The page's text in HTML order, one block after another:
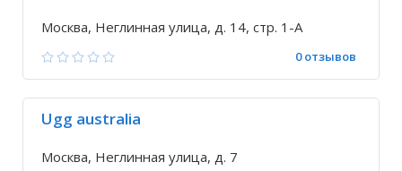
Москва, Неглинная улица, д. 14, стр. 1-А
0 отзывов
Ugg australia
Москва, Неглинная улица, д. 7